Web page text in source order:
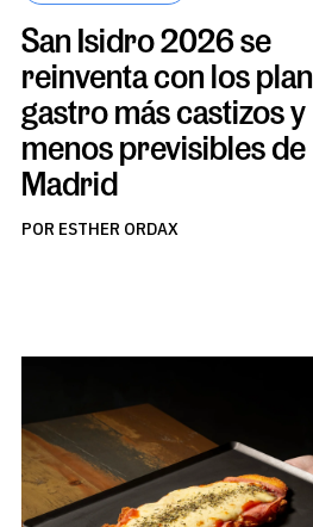
San Isidro 2026 se
reinventa con los
gastro más castizos y
menos previsibles de
Madrid
POR ESTHER ORDAX